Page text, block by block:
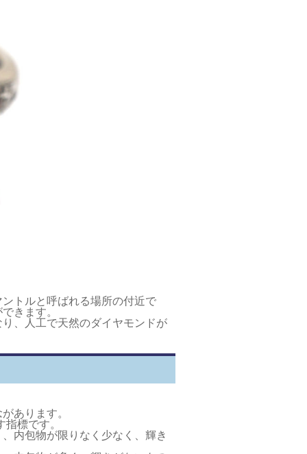
トルと呼ばれる場所の付近で
きます。
、人工で天然のダイヤモンドが
あります。
標です。
内包物が限りなく少なく、輝き